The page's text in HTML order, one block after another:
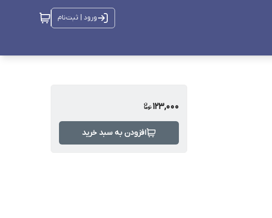
ورود | ثبت‌نام
123,000
افزودن به سبد خرید